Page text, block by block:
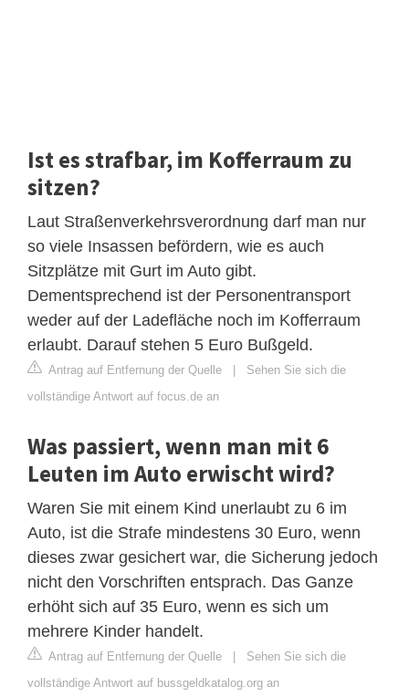
Ist es strafbar, im Kofferraum zu
sitzen?
Laut Straßenverkehrsverordnung darf man nur
so viele Insassen befördern, wie es auch
Sitzplätze mit Gurt im Auto gibt.
Dementsprechend ist der Personentransport
weder auf der Ladefläche noch im Kofferraum
erlaubt. Darauf stehen 5 Euro Bußgeld.
Antrag auf Entfernung der Quelle | Sehen Sie sich die
vollständige Antwort auf focus.de an
Was passiert, wenn man mit 6
Leuten im Auto erwischt wird?
Waren Sie mit einem Kind unerlaubt zu 6 im
Auto, ist die Strafe mindestens 30 Euro, wenn
dieses zwar gesichert war, die Sicherung jedoch
nicht den Vorschriften entsprach. Das Ganze
erhöht sich auf 35 Euro, wenn es sich um
mehrere Kinder handelt.
Antrag auf Entfernung der Quelle | Sehen Sie sich die
vollständige Antwort auf bussgeldkatalog.org an